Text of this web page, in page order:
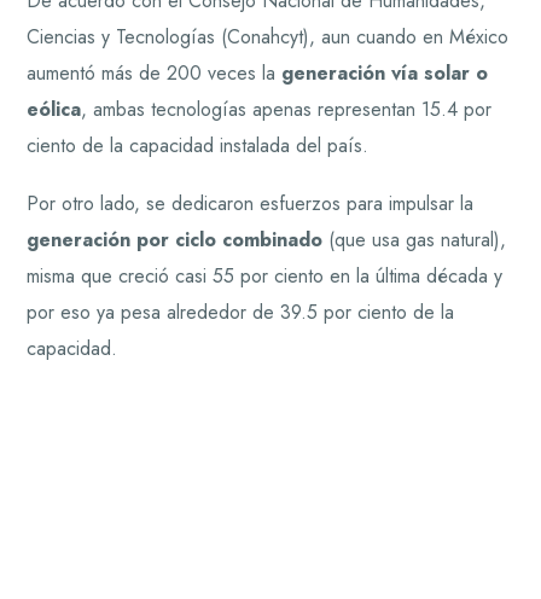
Ciencias y Tecnologías (Conahcyt), aun cuando en México
aumentó más de 200 veces la generación vía solar o
eólica,ambas tecnologías apenas representan 15.4 por
ciento de la capacidad instalada del país.
Por otro lado, se dedicaron esfuerzos para impulsar la
generación por ciclo combinado (que usa gas natural),
misma que creció casi 55 por ciento en la última década y
por eso ya pesa alrededor de 39.5 por ciento de la
capacidad.